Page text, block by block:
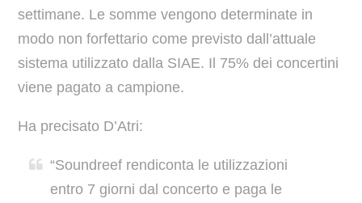
settimane. Le somme vengono determinate in
modo non forfettario come previsto dall’attuale
sistema utilizzato dalla SIAE. Il 75% dei concertini
viene pagato a campione.
Ha precisato D’Atri:
“Soundreef rendiconta le utilizzazioni
entro 7 giorni dal concerto e paga le